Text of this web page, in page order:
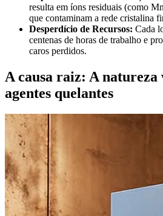
resulta em íons residuais (como
que contaminam a rede cristalina
Desperdício de Recursos: Cada
centenas de horas de trabalho e
caros perdidos.
A causa raiz: A natureza
agentes quelantes